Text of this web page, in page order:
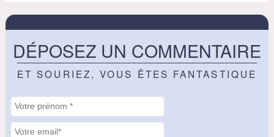
DÉPOSEZ UN COMMENTAIRE
ET SOURIEZ, VOUS ÊTES FANTASTIQUE